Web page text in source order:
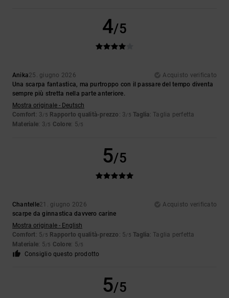
4/5
Anika25. giugno 2026
Acquisto verificato
Una scarpa fantastica, ma purtroppo con il passare del tempo diventa
sempre più stretta nella parte anteriore.
Mostra originale - Deutsch
Comfort: 3/5 Rapporto qualità-prezzo : 3/5 Taglia: Taglia perfetta
Materiale: 3/5 Colore: 5/5
5/5
Chantelle21. giugno 2026
Acquisto verificato
scarpe da ginnastica davvero carine
Mostra originale - English
Comfort: 5/5 Rapporto qualità-prezzo : 5/5 Taglia: Taglia perfetta
Materiale: 5/5 Colore: 5/5
Consiglio questo prodotto
5/5